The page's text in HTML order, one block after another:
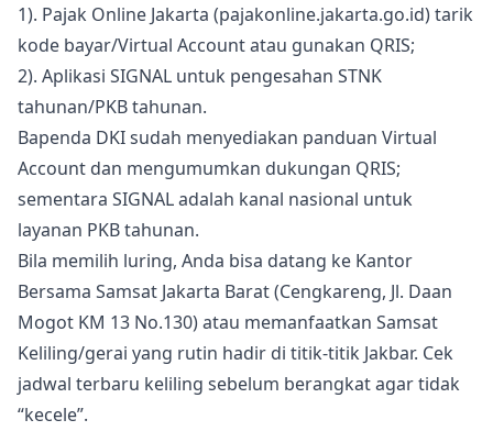
1). Pajak Online Jakarta (pajakonline.jakarta.go.id) tarik
kode bayar/Virtual Account atau gunakan QRIS;
2). Aplikasi SIGNAL untuk pengesahan STNK
tahunan/PKB tahunan.
Bapenda DKI sudah menyediakan panduan Virtual
Account dan mengumumkan dukungan QRIS;
sementara SIGNAL adalah kanal nasional untuk
layanan PKB tahunan.
Bila memilih luring, Anda bisa datang ke Kantor
Bersama Samsat Jakarta Barat (Cengkareng, Jl. Daan
Mogot KM 13 No.130) atau memanfaatkan Samsat
Keliling/gerai yang rutin hadir di titik-titik Jakbar. Cek
jadwal terbaru keliling sebelum berangkat agar tidak
“kecele”.